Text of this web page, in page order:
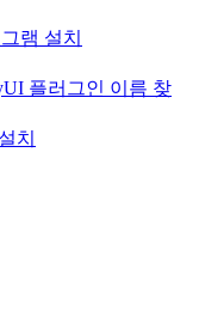
램 설치
플러그인 이름 찾
치